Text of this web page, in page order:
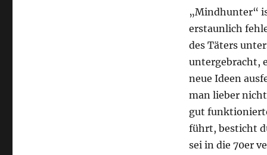
„Mindhunter“
erstaunlich
des Täters
untergebracht,
neue Ideen
man lieber
gut
führt, besticht
sei in die 70er